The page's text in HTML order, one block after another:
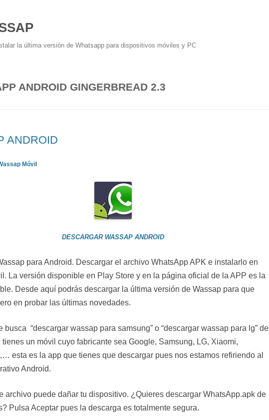
la última versión de Whatsapp para dispositivos móviles y PC
ANDROID GINGERBREAD 2.3
ANDROID
Móvil
DESCARGAR WASSAP ANDROID
para Android. Descargar el archivo WhatsApp APK e instalarlo en
La versión disponible en Play Store y en la página oficial de la APP es la
Desde aquí podrás descargar la última versión de Wassap para que
en probar las últimas novedades.
busca “descargar wassap para samsung” o “descargar wassap para lg” de
tienes un móvil cuyo fabricante sea Google, Samsung, LG, Xiaomi,
esta es la app que tienes que descargar pues nos estamos refiriendo al
Android.
archivo puede dañar tu dispositivo. ¿Quieres descargar WhatsApp.apk de
Pulsa Aceptar pues la descarga es totalmente segura.